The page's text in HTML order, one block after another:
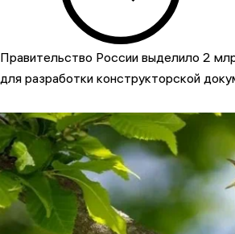
Правительство России выделило 2
для разработки конструкторской